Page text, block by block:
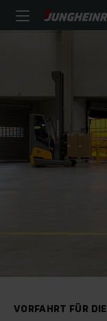
VORFAHRT FÜR